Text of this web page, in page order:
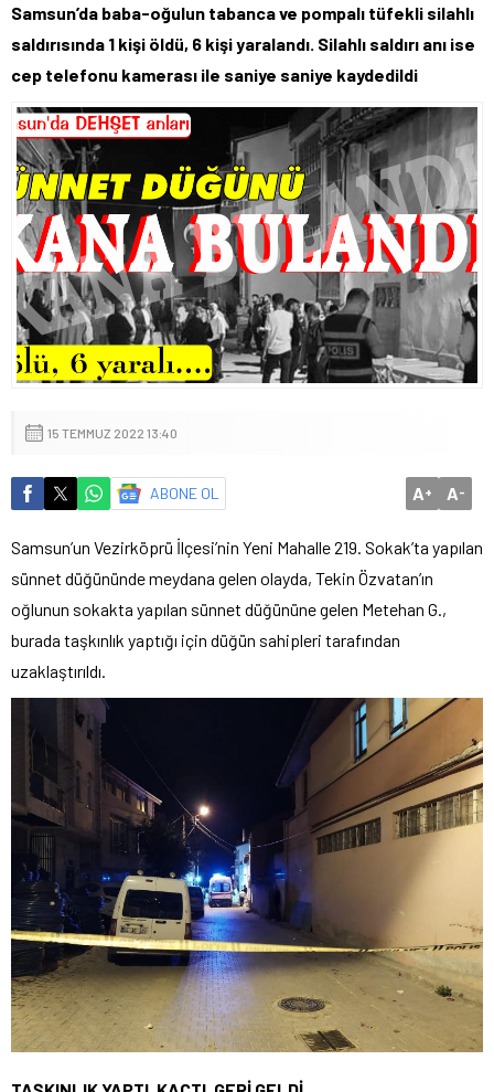
Samsun’da baba-oğulun tabanca ve pompalı tüfekli silahlı
saldırısında 1 kişi öldü, 6 kişi yaralandı. Silahlı saldırı anı ise
cep telefonu kamerası ile saniye saniye kaydedildi
15 TEMMUZ 2022 13:40
ABONE OL A+ A-
Samsun’un Vezirköprü İlçesi’nin Yeni Mahalle 219. Sokak’ta yapılan
sünnet düğününde meydana gelen olayda, Tekin Özvatan’ın
oğlunun sokakta yapılan sünnet düğününe gelen Metehan G.,
burada taşkınlık yaptığı için düğün sahipleri tarafından
uzaklaştırıldı.